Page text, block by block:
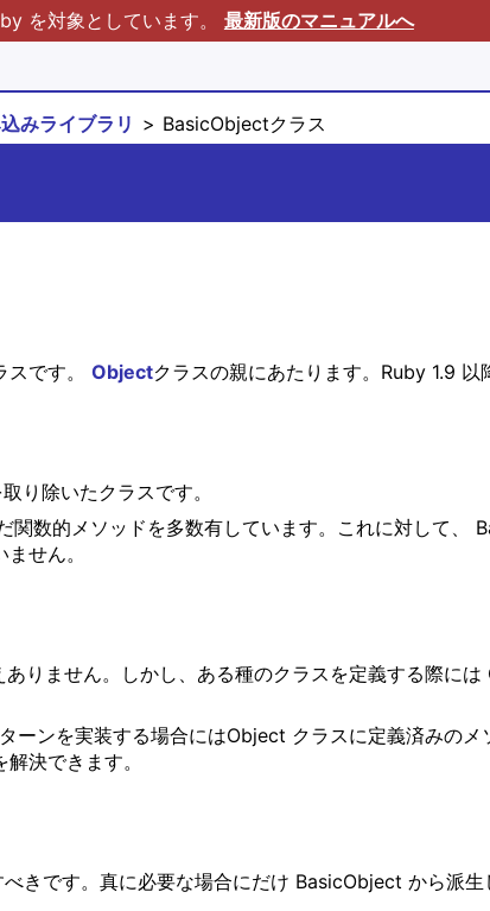
を対象としています。 最新版のマニュアルへ
みライブラリ BasicObjectクラス
です。 Objectクラスの親にあたります。Ruby 1.9 以
り除いたクラスです。
関数的メソッドを多数有しています。これに対して、
せん。
りません。しかし、ある種のクラスを定義する際に
ーンを実装する場合にはObject クラスに定義済みの
決できます。
きです。真に必要な場合にだけ BasicObject から派生